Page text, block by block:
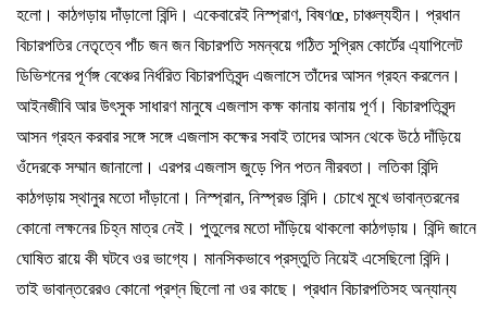
হলো। কাঠগড়ায় দাঁড়ালো বিন্দি। একেবারেই নিস্প্রাণ, বিষণœ, চাঞ্চল্যহীন। প্রধান
বিচারপতির নেতৃত্বে পাঁচ জন জন বিচারপতি সমন্বয়ে গঠিত সুপ্রিম কোর্টের এ্যাপিলেট
ডিভিশনের পূর্ণঙ্গ বেঞ্চের নির্ধরিত বিচারপতিবৃন্দ এজলাসে তাঁদের আসন গ্রহন করলেন।
আইনজীবি আর উৎসুক সাধারণ মানুষে এজলাস কক্ষ কানায় কানায় পূর্ণ। বিচারপতিবৃন্দ
আসন গ্রহন করবার সঙ্গে সঙ্গে এজলাস কক্ষের সবাই তাদের আসন থেকে উঠে দাঁড়িয়ে
ওঁদেরকে সম্মান জানালো। এরপর এজলাস জুড়ে পিন পতন নীরবতা। লতিকা বিন্দি
কাঠগড়ায় স্থানুর মতো দাঁড়ানো। নিস্প্রান, নিস্প্রভ বিন্দি। চোখে মুখে ভাবান্তরনের
কোনো লক্ষনের চিহ্ন মাত্র নেই। পুতুলের মতো দাঁড়িয়ে থাকলো কাঠগড়ায়। বিন্দি জানে
ঘোষিত রায়ে কী ঘটবে ওর ভাগ্যে। মানসিকভাবে প্রস্তুতি নিয়েই এসেছিলো বিন্দি।
তাই ভাবান্তরেরও কোনো প্রশ্ন ছিলো না ওর কাছে। প্রধান বিচারপতিসহ অন্যান্য